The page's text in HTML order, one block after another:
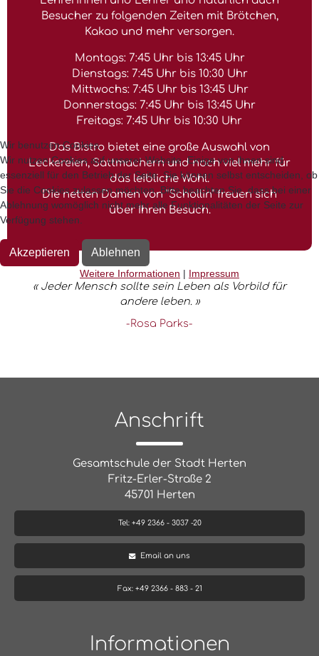
Besucher zu folgenden Zeiten mit Brötchen,
Kakao und mehr versorgen.
Montags: 7:45 Uhr bis 13:45 Uhr
Dienstags: 7:45 Uhr bis 10:30 Uhr
Mittwochs: 7:45 Uhr bis 13:45 Uhr
Donnerstags: 7:45 Uhr bis 13:45 Uhr
Freitags: 7:45 Uhr bis 10:30 Uhr
Das Bistro bietet eine große Auswahl von
Leckereien, Sattmachern und noch viel mehr für
das leibliche Wohl.
Die netten Damen von "Schollin" freuen sich
über Ihren Besuch.
« Jeder Mensch sollte sein Leben als Vorbild für
andere leben. »
-Rosa Parks-
Anschrift
Gesamtschule der Stadt Herten
Fritz-Erler-Straße 2
45701 Herten
Tel: +49 2366 - 3037 -20
Email an uns
Fax: +49 2366 - 883 - 21
Informationen
Wir benutzen Cookies
Wir nutzen Cookies auf unserer Website. Einige von ihnen sind
essenziell für den Betrieb der Seite. Sie können selbst entscheiden, ob
Sie die Cookies zulassen möchten. Bitte beachten Sie, dass bei einer
Ablehnung womöglich nicht mehr alle Funktionalitäten der Seite zur
Verfügung stehen.
Akzeptieren Ablehnen
Weitere Informationen | Impressum